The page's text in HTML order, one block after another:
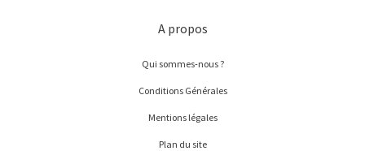
A propos
Qui sommes-nous ?
Conditions Générales
Mentions légales
Plan du site